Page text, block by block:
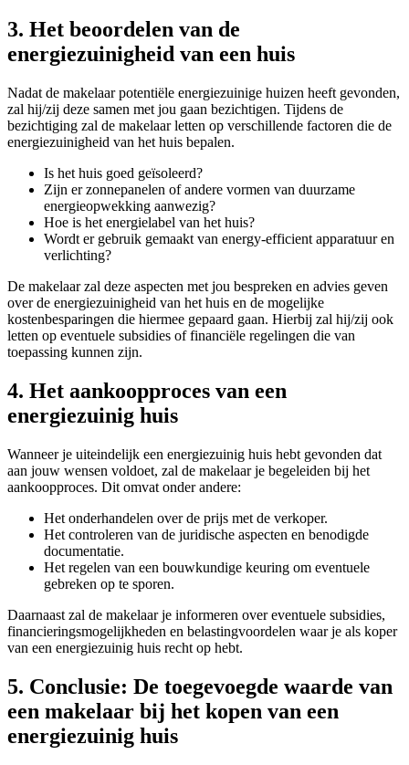
3. Het beoordelen van de
energiezuinigheid van een huis
Nadat de makelaar potentiële energiezuinige huizen heeft gevonden,
zal hij/zij deze samen met jou gaan bezichtigen. Tijdens de
bezichtiging zal de makelaar letten op verschillende factoren die de
energiezuinigheid van het huis bepalen.
Is het huis goed geïsoleerd?
Zijn er zonnepanelen of andere vormen van duurzame
energieopwekking aanwezig?
Hoe is het energielabel van het huis?
Wordt er gebruik gemaakt van energy-efficient apparatuur en
verlichting?
De makelaar zal deze aspecten met jou bespreken en advies geven
over de energiezuinigheid van het huis en de mogelijke
kostenbesparingen die hiermee gepaard gaan. Hierbij zal hij/zij ook
letten op eventuele subsidies of financiële regelingen die van
toepassing kunnen zijn.
4. Het aankoopproces van een
energiezuinig huis
Wanneer je uiteindelijk een energiezuinig huis hebt gevonden dat
aan jouw wensen voldoet, zal de makelaar je begeleiden bij het
aankoopproces. Dit omvat onder andere:
Het onderhandelen over de prijs met de verkoper.
Het controleren van de juridische aspecten en benodigde
documentatie.
Het regelen van een bouwkundige keuring om eventuele
gebreken op te sporen.
Daarnaast zal de makelaar je informeren over eventuele subsidies,
financieringsmogelijkheden en belastingvoordelen waar je als koper
van een energiezuinig huis recht op hebt.
5. Conclusie: De toegevoegde waarde van
een makelaar bij het kopen van een
energiezuinig huis